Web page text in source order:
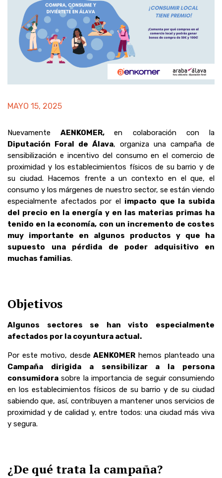
MAYO 15, 2025
NuevamenteAENKOMER,en colaboración con la
Diputación Foral de Álava, organiza una campaña de
sensibilización e incentivo del consumo en el comercio de
proximidad y los establecimientos físicos de su barrio y de
su ciudad. Hacemos frente a un contexto en el que, el
consumo y los márgenes de nuestro sector, se están viendo
especialmente afectados por el
impacto que la subida
del precio en la energía y en las materias primas ha
tenido en la economía, con un incremento de costes
muy importante en algunos productos y que ha
supuesto una pérdida de poder adquisitivo en
muchas familias.
Objetivos
Algunos sectores se han visto especialmente
afectados por la coyuntura actual.
Por este motivo, desdeAENKOMER hemos planteado una
Campaña dirigida a sensibilizar a la persona
consumidora sobre la importancia de seguir consumiendo
en los establecimientos físicos de su barrio y de su ciudad
sabiendo que, así, contribuyen a mantener unos servicios de
proximidad y de calidad y, entre todos: una ciudad más viva
y segura.
¿De qué trata la campaña?